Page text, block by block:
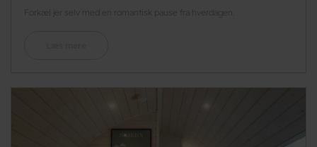
Forkæl jer selv med en romantisk pause fra hverdagen.